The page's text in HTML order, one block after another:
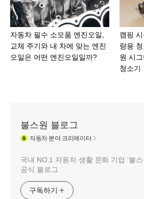
자동차 필수 소모품 엔진오일,
교체 주기와 내 차에 맞는 엔진
오일은 어떤 엔진오일일까?
캠핑
량용
원 시
청소기
불스원 블로그
자동차분야 크리에이터
국내 NO.1 자동차 생활 문화 기업 ‘불스
공식 블로그
구독하기